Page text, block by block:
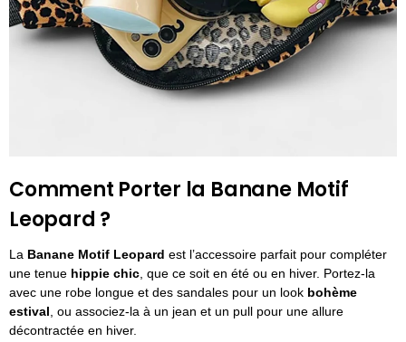
Comment Porter la Banane Motif
Leopard ?
La Banane Motif Leopard est l’accessoire parfait pour compléter
une tenue hippie chic, que ce soit en été ou en hiver. Portez-la
avec une robe longue et des sandales pour un look bohème
estival, ou associez-la à un jean et un pull pour une allure
décontractée en hiver.